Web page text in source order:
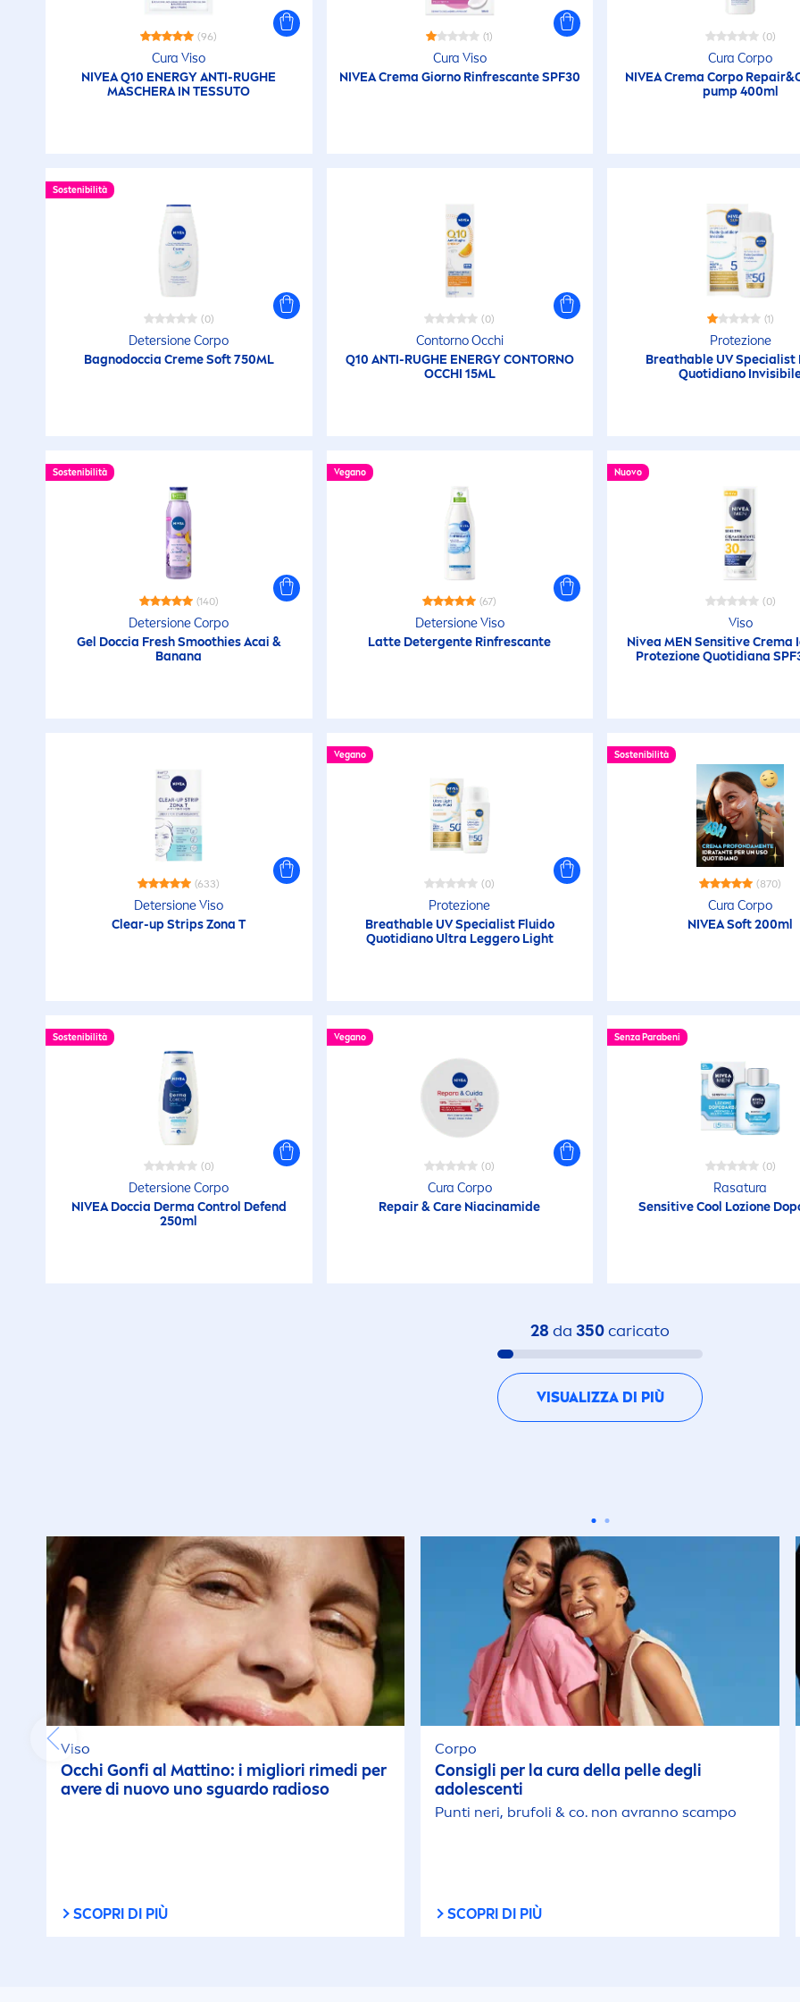
Solari Viso Detergenti
Detersione
Formati da Viaggio
(Doposole)
Formati da Viaggio
(Solari Protezione)
Formati viaggio
Formati viaggio
Formati viaggio
(Rasatura)
Gel Capelli
Gel da Barba
Gel detergente
Gel detergente
Uomo)
Gel Idratante
Gel per Capelli
Idratante
Latte Solare
Maschere ed
Mousse Corpo
Mousse Doccia
Barriera protettiva per
la pelle
Con oli naturali
Dal tocco secco
Definisce i ricci
Detergente
Dopo sole
Durata 24h
Energizzante
Estremamente
resistente all'acqua
Fatto con materiali
riciclati
Formula Biodegradabile
idratante
Idratante
Idratazione di lunga
durata
In equilibrio con il
Levigante
Luminosità della pelle
luminosità naturale
Materiale riciclato
Molto resistente
all'acqua
Refreshment
Rossore
Secchezza
Secchezza corporea
Secchezza del viso
Sostenibilità
(96)
Cura Viso
NIVEAQ10 ENERGY ANTI-RUGHE
MASCHERA IN TESSUTO
(1)
Cura Viso
NIVEACrema Giorno Rinfrescante SPF30
(0)
Cura Corpo
NIVEACrema Corpo Repair&
pump 400ml
Sostenibilità
(0)
Detersione Corpo
Bagnodoccia CremeSoft 750ML
(0)
Contorno Occhi
Q10 ANTI-RUGHE ENERGY CONTORNO
OCCHI 15ML
(1)
Protezione
Breathable UV Specialist
Quotidiano
Sostenibilità
(140)
Detersione Corpo
Gel Doccia FreshSmoothies Acai &
Banana
Vegano
(67)
Detersione Viso
Latte Detergente Rinfrescante
Nuovo
(0)
Viso
Nivea MENSensitiveCrema
Protezione Quotidiana
(633)
Detersione Viso
Clear-up Strips Zona T
Vegano
(0)
Protezione
Breathable UV Specialist Fluido
Quotidiano Ultra Leggero Light
Sostenibilità
(870)
Cura Corpo
NIVEASoft 200ml
Sostenibilità
(0)
Detersione Corpo
NIVEADoccia Derma Control Defend
250ml
Vegano
(0)
Cura Corpo
Repair&Care Niacinamide
Senza Parabeni
(0)
Rasatura
SensitiveCool Lozione
28 da 350caricato
VISUALIZZA DI PIÙ
Viso
Occhi Gonfi al Mattino: i migliori rimedi per
avere di nuovo uno sguardo radioso
SCOPRI DI PIÙ
Corpo
Consigli per la cura della pelle degli
adolescenti
Punti neri, brufoli & co. non avranno scampo
SCOPRI DI PIÙ